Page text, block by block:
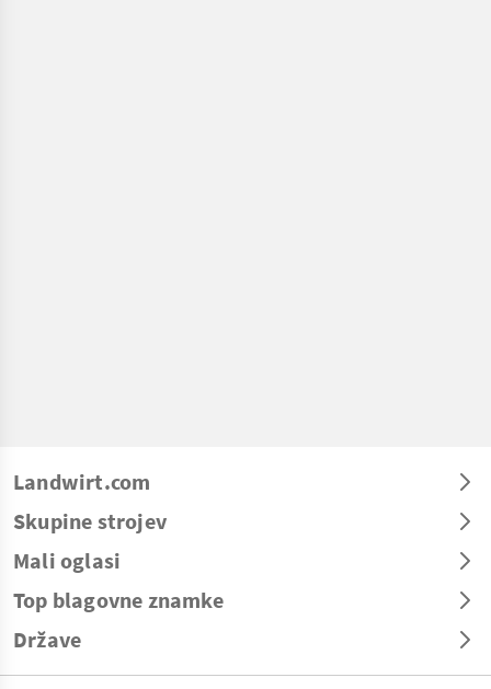
Landwirt.com
Skupine strojev
Mali oglasi
Top blagovne znamke
Države